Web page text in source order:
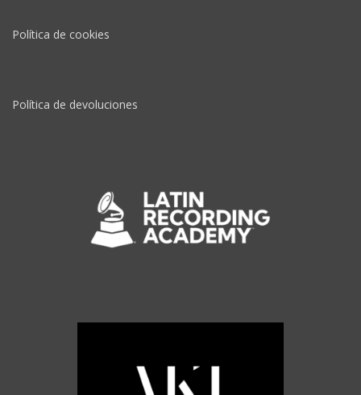
Política de cookies
Política de devoluciones